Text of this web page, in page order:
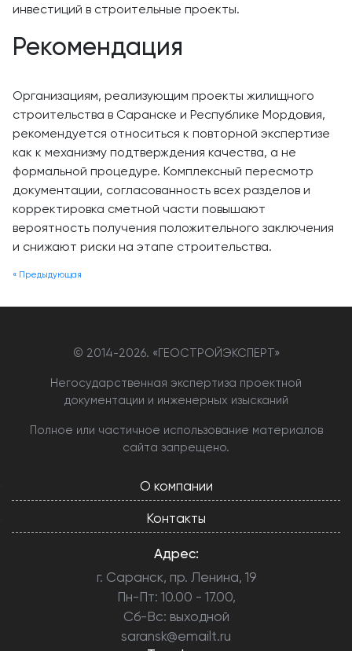
инвестиций в строительные проекты.
Рекомендация
Организациям, реализующим проекты жилищного
строительства в Саранске и Республике Мордовия,
рекомендуется относиться к повторной экспертизе
как к механизму подтверждения качества, а не
формальной процедуре. Комплексный пересмотр
документации, согласованность всех разделов и
корректировка сметной части повышают
вероятность получения положительного заключения
и снижают риски на этапе строительства.
« Предыдующая
© 2014-2026. «ГЕОСТРОЙЭКСПЕРТ»
Негосударственная экспертиза проектной
документации и инженерных изысканий
Полное или частичное использование материалов
сайта запрещено.
О компании
Контакты
Адрес:
г. Саранск, пр. Ленина, 19
Пн-Пт: 10.00 - 17.00,
Сб-Вс: выходной
saransk@emailt.ru